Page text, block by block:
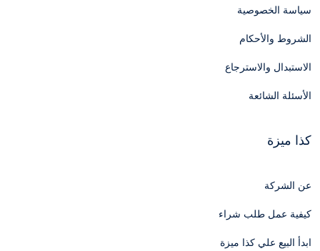
سياسة الخصوصية
الشروط والأحكام
الاستبدال والاسترجاع
الأسئلة الشائعة
كذا ميزة
عن الشركة
كيفية عمل طلب شراء
ابدأ البيع علي كذا ميزة